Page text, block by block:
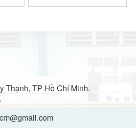
Thạnh, TP Hồ Chí Minh.